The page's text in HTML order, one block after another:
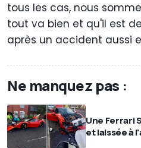
tous les cas, nous
tout va bien et qu'il est
après un accident aussi
Ne manquez pas :
Une Ferrari
et laissée à